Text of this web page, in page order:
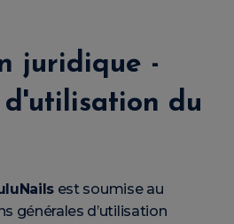
juridique -
du
est soumise au
générales d’utilisation